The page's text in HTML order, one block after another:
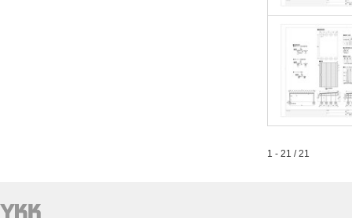
1 - 21 / 21